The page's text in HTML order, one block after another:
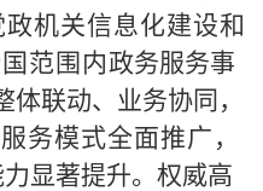
政机关信息化建设和
范围内政务服务事
体联动、业务协同，
务模式全面推广，
显著提升。 权威高